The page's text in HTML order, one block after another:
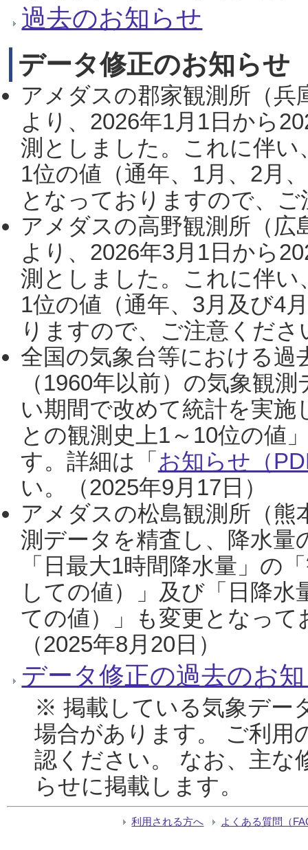
過去のお知らせ
データ修正のお知らせ
アメダスの郡家観測所（
より、2026年1月1日から
測としました。これに伴い
1位の値（通年、1月、2月
となっておりますので、
アメダスの高野観測所（
より、2026年3月1日から
測としました。これに伴い
1位の値（通年、3月及び4
りますので、ご注意くだ
全国の気象台等における過
（1960年以前）の気象観
い期間で改めて統計を実
との観測史上1～10位の値
す。詳細は「 お知らせ（
い。（2025年9月17日）
アメダスの松島観測所（熊
測データを精査し、降水
「日最大1時間降水量」の
しての値）」及び「日降
ての値）」も変更となっ
（2025年8月20日）
データ修正の過去のお
※ 掲載している気象デー
場合があります。 ご利用
認ください。 なお、主な
らせに掲載します。
利用される方へ よくある質問（